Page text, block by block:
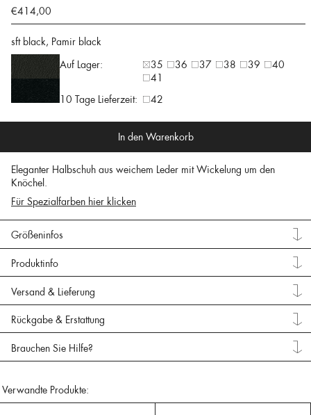
€414,00
sft black, Pamir black
Auf Lager:
35 36 37 38 39
40
41
10 Tage Lieferzeit:
42
In den Warenkorb
Eleganter Halbschuh aus weichem Leder mit Wickelung um den
Knöchel.
Für Spezialfarben hier klicken
Größeninfos
Produktinfo
Versand & Lieferung
Rückgabe & Erstattung
Brauchen Sie Hilfe?
Verwandte Produkte: